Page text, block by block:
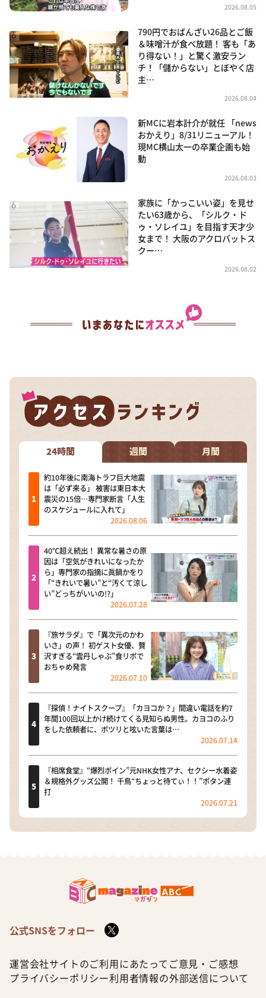
2026.08.05
790円でおばんざい26品とご飯
＆味噌汁が食べ放題！ 客も「あ
り得ない！」と驚く激安ラン
チ！「儲からない」とぼやく店
主…
2026.08.04
新MCに岩本計介が就任 「news
おかえり」8/31リニューアル！
現MC横山太一の卒業企画も始
動
2026.08.03
家族に「かっこいい姿」を見せ
たい63歳から、「シルク・ド
ゥ・ソレイユ」を目指す天才少
女まで！ 大阪のアクロバットス
クー…
2026.08.02
24時間 週間 月間
約10年後に南海トラフ巨大地震
は「必ず来る」 被害は東日本大
震災の15倍…専門家断言「人生
のスケジュールに入れて」
2026.08.06
40℃超え続出！ 異常な暑さの原
因は「空気がきれいになったか
ら」専門家の指摘に眞鍋かをり
「“きれいで暑い”と“汚くて涼し
い”どっちがいいの!?」
2026.07.28
『旅サラダ』で「異次元のかわ
いさ」の声！ 初ゲスト女優、贅
沢すぎる“雲丹しゃぶ”食リポで
おちゃめ発言
2026.07.10
『探偵！ナイトスクープ』「カヨコか？」間違い電話を約7
年間100回以上かけ続けてくる見知らぬ男性。カヨコのふり
をした依頼者に、ポツリと呟いた言葉は…
2026.07.14
『相席食堂』“爆烈ボイン”元NHK女性アナ、セクシー水着姿
＆規格外グッズ公開！ 千鳥“ちょっと待てぃ！！”ボタン連
打
2026.07.21
公式SNSをフォロー
運営会社サイトのご利用にあたって ご意見・ご感想
プライバシーポリシー利用者情報の外部送信について